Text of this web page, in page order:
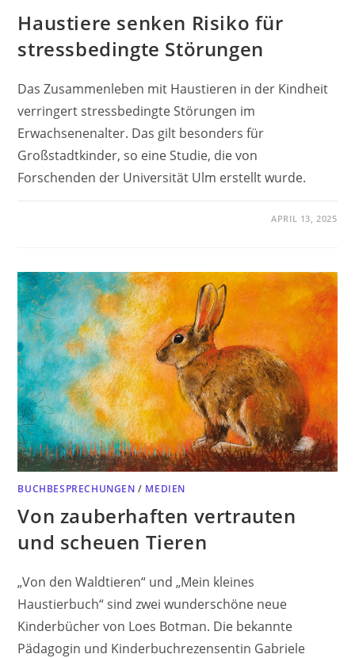
Haustiere senken Risiko für
stressbedingte Störungen
Das Zusammenleben mit Haustieren in der Kindheit
verringert stressbedingte Störungen im
Erwachsenenalter. Das gilt besonders für
Großstadtkinder, so eine Studie, die von
Forschenden der Universität Ulm erstellt wurde.
APRIL 13, 2025
BUCHBESPRECHUNGEN / MEDIEN
Von zauberhaften vertrauten
und scheuen Tieren
„Von den Waldtieren“ und „Mein kleines
Haustierbuch“ sind zwei wunderschöne neue
Kinderbücher von Loes Botman. Die bekannte
Pädagogin und Kinderbuchrezensentin Gabriele